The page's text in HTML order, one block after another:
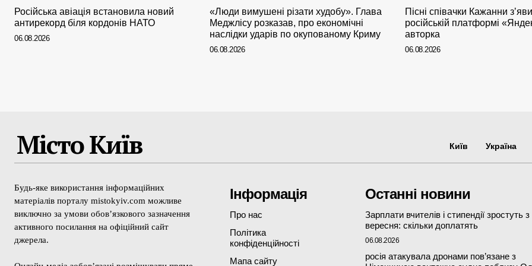
Російська авіація встановила новий
антирекорд біля кордонів НАТО
06.08.2026
«Люди вимушені різати худобу». Глава
Меджлісу розказав, про економічні
наслідки ударів по окупованому Криму
06.08.2026
Пісні співачки Кажанни
російській платформі
авторка
06.08.2026
Місто Київ Київ Україна
Будь-яке використання інформаційних
матеріалів порталу mistokyiv.com можливе
виключно за умови обов’язкового зазначення
активного посилання на офіційний сайт
джерела.
Інформація
Про нас
Політика
конфіденційності
Мапа сайту
Останні новини
Зарплати вчителів і стипендії зростуть з
вересня: скільки доплатять
06.08.2026
росія атакувала дронами пов’язане з